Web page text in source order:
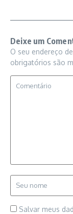
Deixe um
O seu endereço
obrigatórios são
Salvar meus